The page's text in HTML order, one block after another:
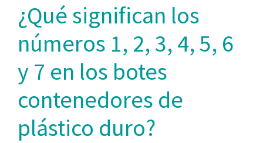
¿Qué significan los
números 1, 2, 3, 4, 5, 6
y 7 en los botes
contenedores de
plástico duro?